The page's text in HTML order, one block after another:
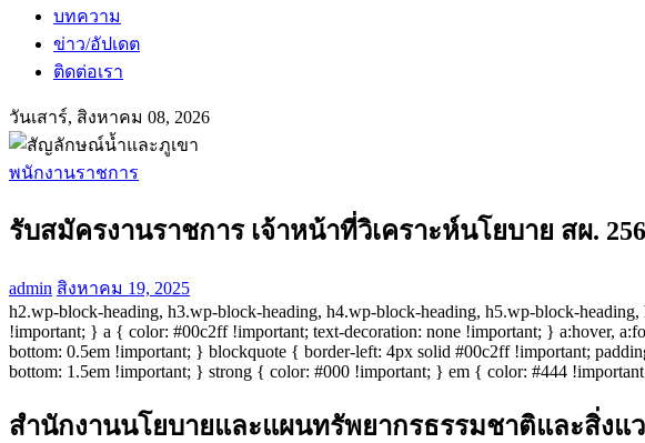
บทความ
ข่าว/อัปเดต
ติดต่อเรา
วันเสาร์, สิงหาคม 08, 2026
พนักงานราชการ
รับสมัครงานราชการ เจ้าหน้าที่วิเคราะห์นโยบาย สผ.
admin สิงหาคม 19, 2025
h2.wp-block-heading, h3.wp-block-heading, h4.wp-block-heading, h5.wp-block-
!important; } a { color: #00c2ff !important; text-decoration: none !important; } a:hover,
bottom: 0.5em !important; } blockquote { border-left: 4px solid #00c2ff !important;
bottom: 1.5em !important; } strong { color: #000 !important; } em { color: #444
สำนักงานนโยบายและแผนทรัพยากรธรรมชาติและสิ่งแ